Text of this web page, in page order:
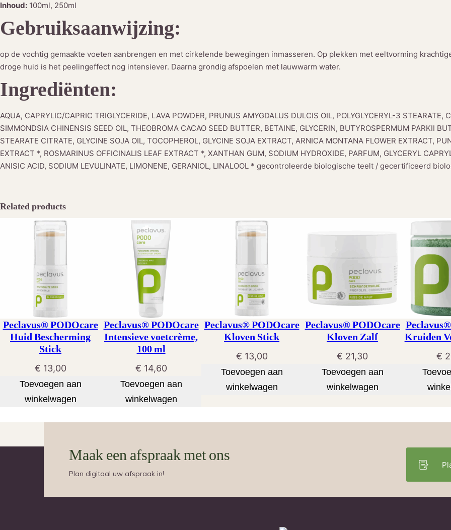
a
a
p
e
l
a
a
l
Inhoud: 100ml, 250ml
Gebruiksaanwijzing:
op de vochtig gemaakte voeten aanbrengen en met cirkelende bewegingen inmasseren. Op plekken met eeltvorming
droge huid is het peelingeffect nog intensiever. Daarna grondig afspoelen met lauwwarm water.
Ingrediënten:
AQUA, CAPRYLIC/CAPRIC TRIGLYCERIDE, LAVA POWDER, PRUNUS AMYGDALUS DULCIS OIL, POLYGLYCERYL-3 STEARATE,
SIMMONDSIA CHINENSIS SEED OIL, THEOBROMA CACAO SEED BUTTER, BETAINE, GLYCERIN, BUTYROSPERMUM PARKII
STEARATE CITRATE, GLYCINE SOJA OIL, TOCOPHEROL, GLYCINE SOJA EXTRACT, ARNICA MONTANA FLOWER EXTRACT,
EXTRACT *, ROSMARINUS OFFICINALIS LEAF EXTRACT *, XANTHAN GUM, SODIUM HYDROXIDE, PARFUM, GLYCERYL
ANISIC ACID, SODIUM LEVULINATE, LIMONENE, GERANIOL, LINALOOL * gecontroleerde biologische teelt / gecertificeerd
Related products
Peclavus® PODOcare
Huid Bescherming
Stick
€ 13,00
Toevoegen aan
winkelwagen
Peclavus® PODOcare
Intensieve voetcrème,
100 ml
€ 14,60
Toevoegen aan
winkelwagen
Peclavus® PODOcare
Kloven Stick
€ 13,00
Toevoegen aan
winkelwagen
Peclavus® PODOcare
Kloven Zalf
€ 21,30
Toevoegen aan
winkelwagen
Kruiden
€
Maak een afspraak met ons
Plan digitaal uw afspraak in!